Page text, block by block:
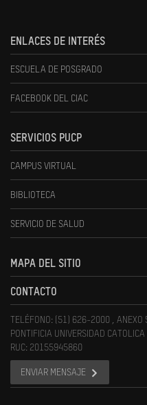
ENLACES DE INTERÉS
ESCUELA DE POSGRADO
FACEBOOK DEL CIAC
SERVICIOS PUCP
CAMPUS VIRTUAL
BIBLIOTECA
SERVICIO DE SALUD
MAPA DEL SITIO
CONTACTO
TELÉFONO: (51) 626-2000 , ANEXO
PONTIFICIA UNIVERSIDAD CATOLICA
RUC: 20155945860
ENVIAR MENSAJE